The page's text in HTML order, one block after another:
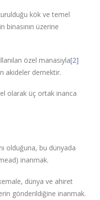
kök ve temel
binasının üzerine
özel manasıyla[2]
akideler demektir.
olarak üç ortak inanca
olduğuna, bu dünyada
inanmak.
dünya ve ahiret
gönderildiğine inanmak.